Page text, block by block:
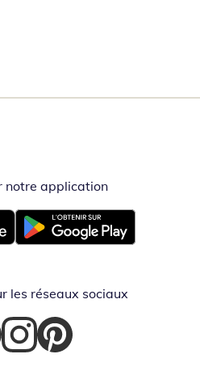
notre application
Opent in nieuw venster
les réseaux sociaux
in nieuw venster
Opent in nieuw venster
Opent in nieuw venster